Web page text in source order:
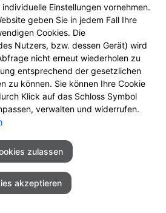
Einstellungen vornehmen.
geben Sie in jedem Fall Ihre
Cookies. Die
Nutzers, bzw. dessen Gerät) wird
nicht erneut wiederholen zu
entsprechend der gesetzlichen
zu können. Sie können Ihre Cookie
Klick auf das Schloss Symbol
verwalten und widerrufen.
zulassen
akzeptieren